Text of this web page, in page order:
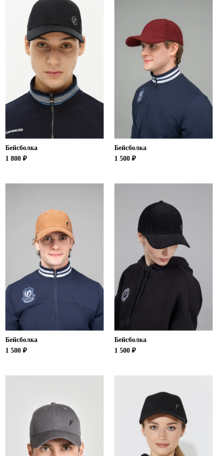
Бейсболка
1 800 ₽
Бейсболка
1 500 ₽
Бейсболка
1 500 ₽
Бейсболка
1 500 ₽